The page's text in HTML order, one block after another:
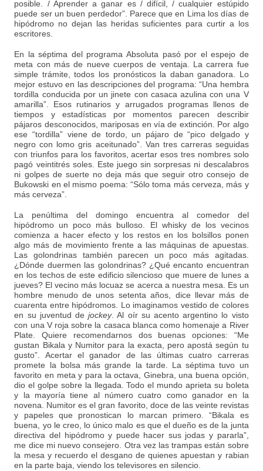
posible. / Aprender a ganar es / difícil, / cualquier estúpido
puede ser un buen perdedor”. Parece que en Lima los días de
hipódromo no dejan las heridas suficientes para curtir a los
escritores.
En la séptima del programa Absoluta pasó por el espejo de
meta con más de nueve cuerpos de ventaja. La carrera fue
simple trámite, todos los pronósticos la daban ganadora. Lo
mejor estuvo en las descripciones del programa: “Una hembra
tordilla conducida por un jinete con casaca azulina con una V
amarilla”. Esos rutinarios y arrugados programas llenos de
tiempos y estadísticas por momentos parecen describir
pájaros desconocidos, mariposas en vía de extinción. Por algo
ese “tordilla” viene de tordo, un pájaro de “pico delgado y
negro con lomo gris aceitunado”. Van tres carreras seguidas
con triunfos para los favoritos, acertar esos tres nombres solo
pagó veintitrés soles. Este juego sin sorpresas ni descalabros
ni golpes de suerte no deja más que seguir otro consejo de
Bukowski en el mismo poema: “Sólo toma más cerveza, más y
más cerveza”.
La penúltima del domingo encuentra al comedor del
hipódromo un poco más bulloso. El whisky de los vecinos
comienza a hacer efecto y los restos en los bolsillos ponen
algo más de movimiento frente a las máquinas de apuestas.
Las golondrinas también parecen un poco más agitadas.
¿Dónde duermen las golondrinas? ¿Qué encanto encuentran
en los techos de este edificio silencioso que muere de lunes a
jueves? El vecino más locuaz se acerca a nuestra mesa. Es un
hombre menudo de unos setenta años, dice llevar más de
cuarenta entre hipódromos. Lo imaginamos vestido de colores
en su juventud dejockey. Al oír su acento argentino lo visto
con una V roja sobre la casaca blanca como homenaje a River
Plate. Quiere recomendarnos dos buenas opciones: “Me
gustan Bikala y Numitor para la exacta, pero apostá según tu
gusto”. Acertar el ganador de las últimas cuatro carreras
promete la bolsa más grande la tarde. La séptima tuvo un
favorito en meta y para la octava, Ginebra, una buena opción,
dio el golpe sobre la llegada. Todo el mundo aprieta su boleta
y la mayoría tiene al número cuatro como ganador en la
novena. Numitor es el gran favorito, doce de las veinte revistas
y papeles que pronostican lo marcan primero. “Bikala es
buena, yo le creo, lo único malo es que el dueño es de la junta
directiva del hipódromo y puede hacer sus jodas y pararla”,
me dice mi nuevo consejero. Otra vez las trampas están sobre
la mesa y recuerdo el desgano de quienes apuestan y rabian
en la parte baja, viendo los televisores en silencio.